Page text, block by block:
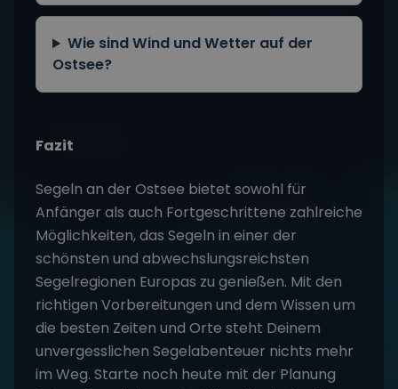
Wie sind Wind und Wetter auf der
Ostsee?
Fazit
Segeln an der Ostsee bietet sowohl für
Anfänger als auch Fortgeschrittene zahlreiche
Möglichkeiten, das Segeln in einer der
schönsten und abwechslungsreichsten
Segelregionen Europas zu genießen. Mit den
richtigen Vorbereitungen und dem Wissen um
die besten Zeiten und Orte steht Deinem
unvergesslichen Segelabenteuer nichts mehr
im Weg. Starte noch heute mit der Planung